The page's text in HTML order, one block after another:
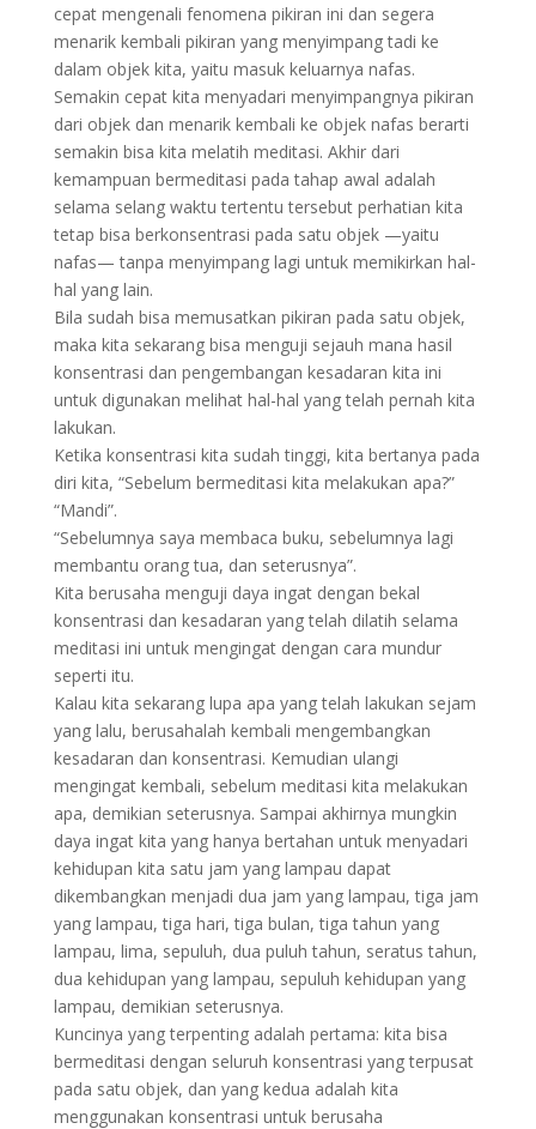
cepat mengenali fenomena pikiran ini dan segera
menarik kembali pikiran yang menyimpang tadi ke
dalam objek kita, yaitu masuk keluarnya nafas.
Semakin cepat kita menyadari menyimpangnya pikiran
dari objek dan menarik kembali ke objek nafas berarti
semakin bisa kita melatih meditasi. Akhir dari
kemampuan bermeditasi pada tahap awal adalah
selama selang waktu tertentu tersebut perhatian kita
tetap bisa berkonsentrasi pada satu objek —yaitu
nafas— tanpa menyimpang lagi untuk memikirkan hal-
hal yang lain.
Bila sudah bisa memusatkan pikiran pada satu objek,
maka kita sekarang bisa menguji sejauh mana hasil
konsentrasi dan pengembangan kesadaran kita ini
untuk digunakan melihat hal-hal yang telah pernah kita
lakukan.
Ketika konsentrasi kita sudah tinggi, kita bertanya pada
diri kita, “Sebelum bermeditasi kita melakukan apa?”
“Mandi”.
“Sebelumnya saya membaca buku, sebelumnya lagi
membantu orang tua, dan seterusnya”.
Kita berusaha menguji daya ingat dengan bekal
konsentrasi dan kesadaran yang telah dilatih selama
meditasi ini untuk mengingat dengan cara mundur
seperti itu.
Kalau kita sekarang lupa apa yang telah lakukan sejam
yang lalu, berusahalah kembali mengembangkan
kesadaran dan konsentrasi. Kemudian ulangi
mengingat kembali, sebelum meditasi kita melakukan
apa, demikian seterusnya. Sampai akhirnya mungkin
daya ingat kita yang hanya bertahan untuk menyadari
kehidupan kita satu jam yang lampau dapat
dikembangkan menjadi dua jam yang lampau, tiga jam
yang lampau, tiga hari, tiga bulan, tiga tahun yang
lampau, lima, sepuluh, dua puluh tahun, seratus tahun,
dua kehidupan yang lampau, sepuluh kehidupan yang
lampau, demikian seterusnya.
Kuncinya yang terpenting adalah pertama: kita bisa
bermeditasi dengan seluruh konsentrasi yang terpusat
pada satu objek, dan yang kedua adalah kita
menggunakan konsentrasi untuk berusaha